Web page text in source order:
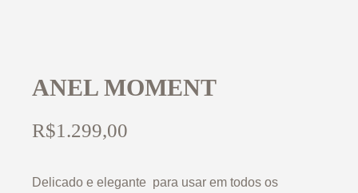
ANEL MOMENT
R$1.299,00
Delicado e elegante para usar em todos os